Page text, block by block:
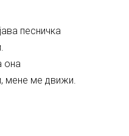
песничка
она
мене ме движи.